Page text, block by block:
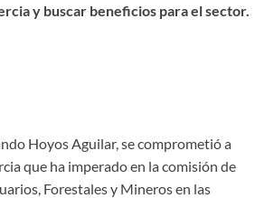
y buscar beneficios para el sector.
Hoyos Aguilar, se comprometió a
que ha imperado en la comisión de
Forestales y Mineros en las